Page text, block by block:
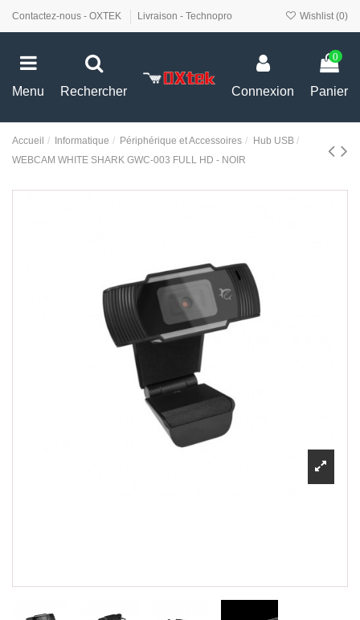
Contactez-nous - OXTEK Livraison - Technopro Wishlist (0)
Menu Rechercher Connexion
0
Panier
Accueil Informatique Périphérique et Accessoires
Hub USB
WEBCAM WHITE SHARK GWC-003 FULL HD - NOIR